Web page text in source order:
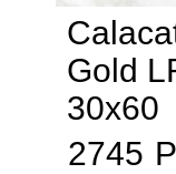
Gold
30x60
2745